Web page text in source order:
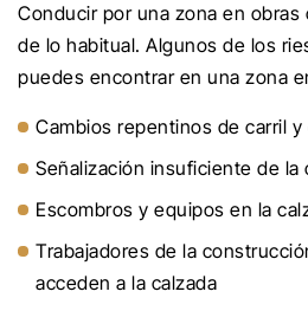
Conducir por una zona en obras
de lo habitual. Algunos de los
puedes encontrar en una zona
Cambios repentinos de carril y
Señalización insuficiente de la
Escombros y equipos en la
Trabajadores de la
acceden a la calzada